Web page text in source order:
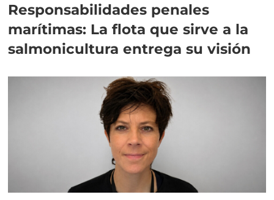
Responsabilidades penales
marítimas: La flota que sirve a la
salmonicultura entrega su visión